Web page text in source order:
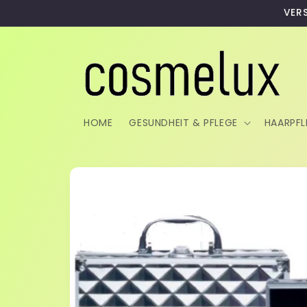
Inhalt
HOME GESUNDHEIT & PFLEGE
Zu